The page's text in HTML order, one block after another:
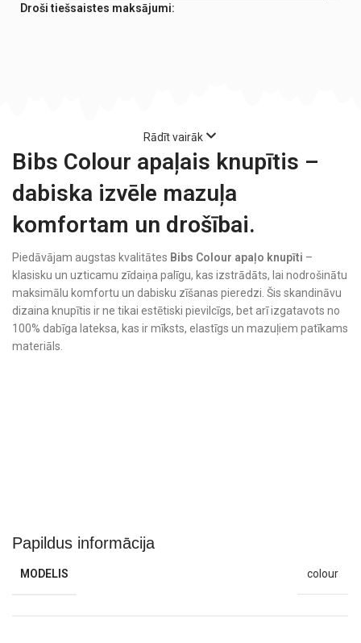
Droši tiešsaistes maksājumi:
Bibs Colour apaļais knupītis –
dabiska izvēle mazuļa
komfortam un drošībai.
Piedāvājam augstas kvalitātes Bibs Colour apaļo knupīti –
klasisku un uzticamu zīdaiņa palīgu, kas izstrādāts, lai nodrošinātu
maksimālu komfortu un dabisku zīšanas pieredzi. Šis skandināvu
dizaina knupītis ir ne tikai estētiski pievilcīgs, bet arī izgatavots no
100% dabīga lateksa, kas ir mīksts, elastīgs un mazuļiem patīkams
materiāls.
knupīti?
Rādīt vairāk
Papildus informācija
MODELIS colour